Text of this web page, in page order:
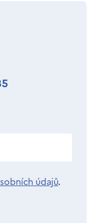
údajů.